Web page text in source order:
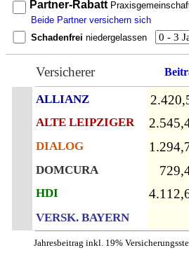
Partner-Rabatt
Beide Partner versichern sich
Schadenfrei niedergelassen
Jahresbeitrag inkl. 19%
Versicherer
ALLIANZ
ALTE LEIPZIGER
DIALOG
DOMCURA
HDI
VERSK. BAYERN